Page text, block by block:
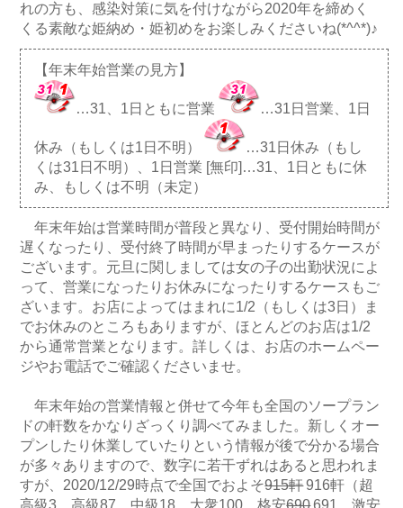
れの方も、感染対策に気を付けながら2020年を締めく
くる素敵な姫納め・姫初めをお楽しみくださいね(*^^*)♪
【年末年始営業の見方】
…31、1日ともに営業 …31日営業、1日
休み（もしくは1日不明）
…31日休み（もし
くは31日不明）、1日営業 [無印]…31、1日ともに休
み、もしくは不明（未定）
年末年始は営業時間が普段と異なり、受付開始時間が
遅くなったり、受付終了時間が早まったりするケースが
ございます。元旦に関しましては女の子の出勤状況によ
って、営業になったりお休みになったりするケースもご
ざいます。お店によってはまれに1/2（もしくは3日）ま
でお休みのところもありますが、ほとんどのお店は1/2
から通常営業となります。詳しくは、お店のホームペー
ジやお電話でご確認くださいませ。
年末年始の営業情報と併せて今年も全国のソープラン
ドの軒数をかなりざっくり調べてみました。新しくオー
プンしたり休業していたりという情報が後で分かる場合
が多々ありますので、数字に若干ずれはあると思われま
すが、2020/12/29時点で全国でおよそ915軒916軒（超
高級3、高級87、中級18、大衆100、格安690691、激安